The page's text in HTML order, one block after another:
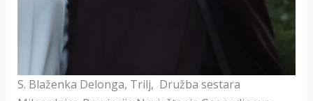
S. Blaženka Delonga, Trilj, Družba sestara